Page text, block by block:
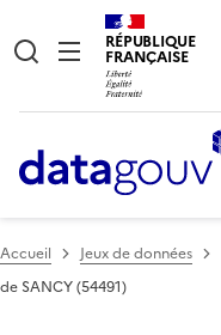
RÉPUBLIQUE
FRANÇAISE
Accueil Jeux de données
de SANCY (54491)